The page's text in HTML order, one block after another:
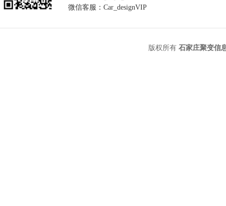
微信客服：Car_designVIP
版权所有 石家庄聚变信